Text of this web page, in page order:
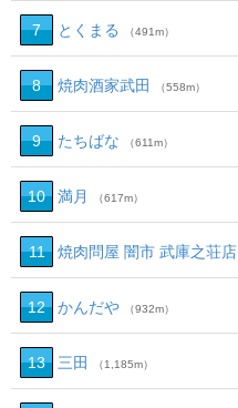
7 とくまる （491m）
8 焼肉酒家武田 （558m）
9 たちばな （611m）
10 満月 （617m）
11 焼肉問屋 闇市 武庫之荘店
12 かんだや （932m）
13 三田 （1,185m）